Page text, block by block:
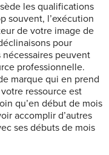
les qualifications
souvent, l’exécution
de votre image de
pour
peuvent
professionnelle.
marque qui en prend
ressource est
qu’en début de mois
accomplir d’autres
ses débuts de mois